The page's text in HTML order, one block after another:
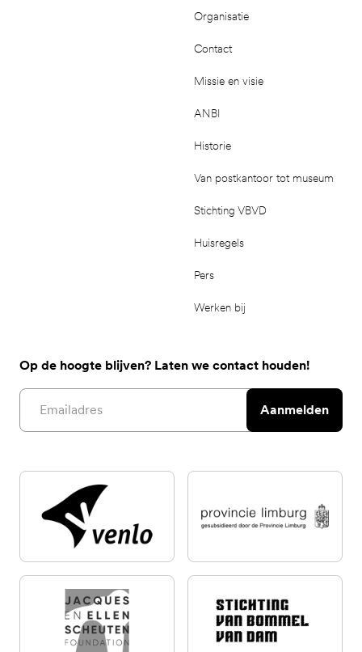
Organisatie
Contact
Missie en visie
ANBI
Historie
Van postkantoor tot museum
Stichting VBVD
Huisregels
Pers
Werken bij
Op de hoogte blijven? Laten we contact houden!
Email address
Aanmelden